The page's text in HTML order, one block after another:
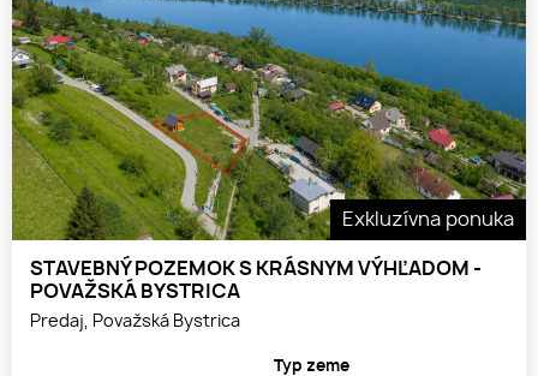
Exkluzívna ponuka
STAVEBNÝ POZEMOK S KRÁSNYM VÝHĽADOM -
POVAŽSKÁ BYSTRICA
Predaj, Považská Bystrica
Typ zeme